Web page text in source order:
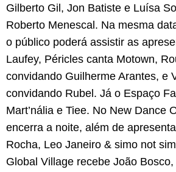
Gilberto Gil, Jon Batiste e Luísa
Roberto Menescal. Na mesma
o público poderá assistir as
Laufey, Péricles canta Motown,
convidando Guilherme Arantes, e
convidando Rubel. Já o Espaço
Mart’nália e Tiee. No New Dance
encerra a noite, além de
Rocha, Leo Janeiro & simo not
Global Village recebe João